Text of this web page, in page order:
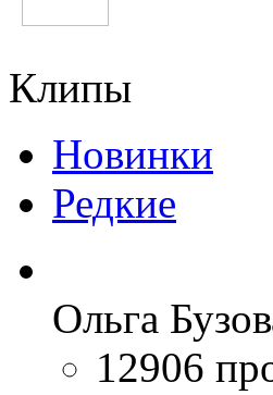
Клипы
Новинки
Редкие
Ольга
12906